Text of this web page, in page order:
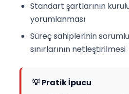
Standart şartlarının
yorumlanması
Süreç sahiplerinin
sınırlarının netleştirilmesi
💡 Pratik İpucu